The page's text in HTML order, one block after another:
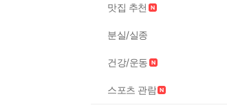
맛집 추천
분실/실종
건강/운동
스포츠 관람